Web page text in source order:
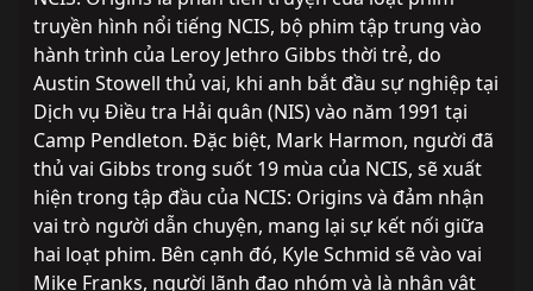
truyền hình nổi tiếng NCIS, bộ phim tập trung vào
hành trình của Leroy Jethro Gibbs thời trẻ, do
Austin Stowell thủ vai, khi anh bắt đầu sự nghiệp tại
Dịch vụ Điều tra Hải quân (NIS) vào năm 1991 tại
Camp Pendleton. Đặc biệt, Mark Harmon, người đã
thủ vai Gibbs trong suốt 19 mùa của NCIS, sẽ xuất
hiện trong tập đầu của NCIS: Origins và đảm nhận
vai trò người dẫn chuyện, mang lại sự kết nối giữa
hai loạt phim. Bên cạnh đó, Kyle Schmid sẽ vào vai
Mike Franks, người lãnh đạo nhóm và là nhân vật